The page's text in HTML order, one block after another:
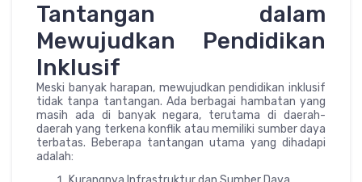
Tantangan dalam
Mewujudkan Pendidikan
Inklusif
Meski banyak harapan, mewujudkan pendidikan inklusif
tidak tanpa tantangan. Ada berbagai hambatan yang
masih ada di banyak negara, terutama di daerah-
daerah yang terkena konflik atau memiliki sumber daya
terbatas. Beberapa tantangan utama yang dihadapi
adalah: